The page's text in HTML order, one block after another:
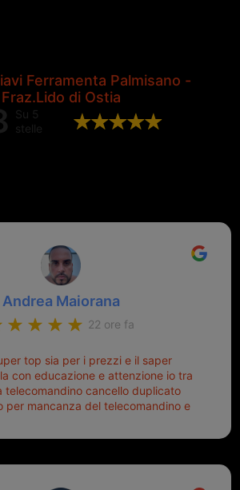
Ferramenta Palmisano -
Fraz.Lido di Ostia
Su 5
stelle
Andrea Maiorana
22 ore fa
top sia per i prezzi e il saper
con educazione e attenzione io tra
telecomandino cancello duplicato
per mancanza del telecomandino e
de ostia e poi il prorietario il signor